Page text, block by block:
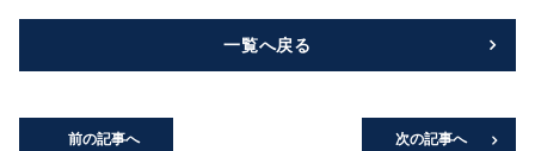
一覧へ戻る
前の記事へ 次の記事へ